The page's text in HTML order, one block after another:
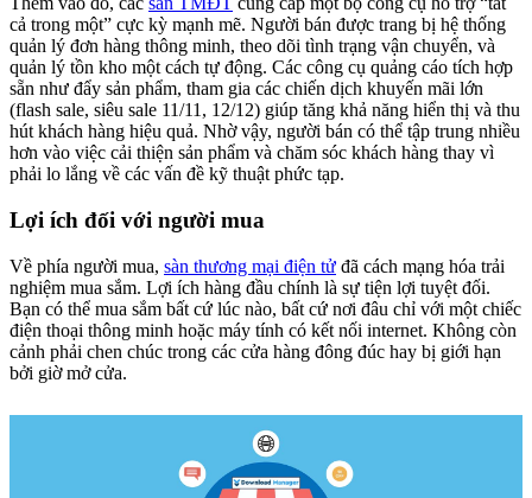
cả trong một” cực kỳ mạnh mẽ. Người bán được trang bị hệ thống
quản lý đơn hàng thông minh, theo dõi tình trạng vận chuyển, và
quản lý tồn kho một cách tự động. Các công cụ quảng cáo tích hợp
sẵn như đẩy sản phẩm, tham gia các chiến dịch khuyến mãi lớn
(flash sale, siêu sale 11/11, 12/12) giúp tăng khả năng hiển thị và thu
hút khách hàng hiệu quả. Nhờ vậy, người bán có thể tập trung nhiều
hơn vào việc cải thiện sản phẩm và chăm sóc khách hàng thay vì
phải lo lắng về các vấn đề kỹ thuật phức tạp.
Lợi ích đối với người mua
Về phía người mua, sàn thương mại điện tử đã cách mạng hóa trải
nghiệm mua sắm. Lợi ích hàng đầu chính là sự tiện lợi tuyệt đối.
Bạn có thể mua sắm bất cứ lúc nào, bất cứ nơi đâu chỉ với một chiếc
điện thoại thông minh hoặc máy tính có kết nối internet. Không còn
cảnh phải chen chúc trong các cửa hàng đông đúc hay bị giới hạn
bởi giờ mở cửa.